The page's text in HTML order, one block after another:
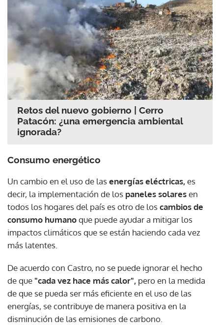
Retos del nuevo gobierno | Cerro
Patacón: ¿una emergencia ambiental
ignorada?
Consumo energético
Un cambio en el uso de lasenergías eléctricas,es
decir, la implementación de los paneles solaresen
todos los hogares del país es otro de loscambios de
consumo humanoque puede ayudar a mitigar los
impactos climáticos que se están haciendo cada vez
más latentes.
De acuerdo con Castro, no se puede ignorar el hecho
de que "cada vez hace más calor", pero en la medida
de que se pueda ser más eficiente en el uso de las
energías, se contribuye de manera positiva en la
disminución de las emisiones de carbono.